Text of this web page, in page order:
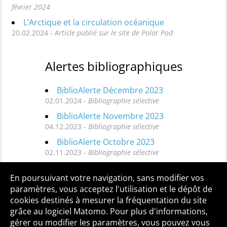
février 2024
L’Arctique et la circulation océanique
20.02.2024 - Article publié sur le site de Polar Pod
Alertes bibliographiques
BiblioAlerte Décembre 2023
02.01.2024 - Bibliographie sélective
BiblioAlerte Novembre 2023
04.12.2023 - Bibliographie sélective
BiblioAlerte Octobre 2023
02.11.2023 - Bibliographie sélective
Toutes les BiblioAlertes
Qui sommes-nous ? Mentions légales
Accessibilité
En poursuivant votre navigation, sans modifier vos
paramètres, vous acceptez l'utilisation et le dépôt de
cookies destinés à mesurer la fréquentation du site
grâce au logiciel Matomo. Pour plus d'informations,
gérer ou modifier les paramètres, vous pouvez vous